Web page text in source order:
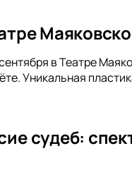
в Театре
Уникальная
судеб: